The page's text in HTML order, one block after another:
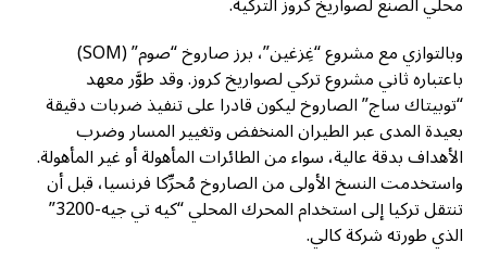
وبالتوازي مع مشروع “غِزغين”، برز صاروخ “صوم” (SOM)
باعتباره ثاني مشروع تركي لصواريخ كروز. وقد طوَّر معهد
“توبيتاك ساج” الصاروخ ليكون قادرا على تنفيذ ضربات دقيقة
بعيدة المدى عبر الطيران المنخفض وتغيير المسار وضرب
الأهداف بدقة عالية، سواء من الطائرات المأهولة أو غير المأهولة.
واستخدمت النسخ الأولى من الصاروخ مُحرِّكا فرنسيا، قبل أن
تنتقل تركيا إلى استخدام المحرك المحلي “كيه تي جيه-3200”
الذي طورته شركة كالي.